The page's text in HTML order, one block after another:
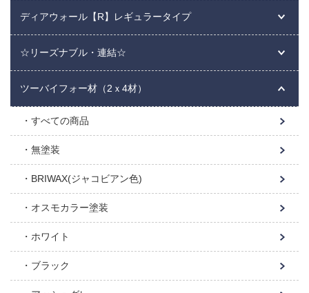
ディアウォール【R】レギュラータイプ
☆リーズナブル・連結☆
ツーバイフォー材（2ｘ4材）
すべての商品
無塗装
BRIWAX(ジャコビアン色)
オスモカラー塗装
ホワイト
ブラック